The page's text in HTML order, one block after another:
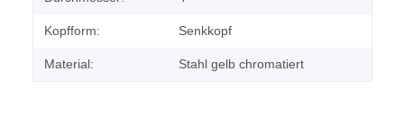
Kopfform: Senkkopf
Material: Stahl gelb chromatiert